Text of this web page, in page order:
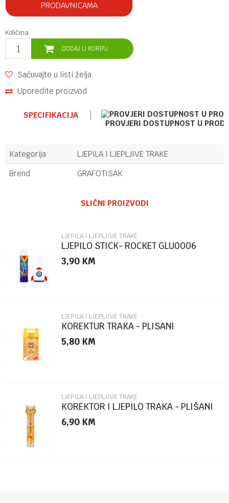
PRODAVNICAMA
Količina:
DODAJ U KORPU
Sačuvajte u listi želja
Uporedite proizvod
SPECIFIKACIJA
PROVJERI DOSTUPNOST U
Kategorija
LJEPILA I LJEPLJIVE TRAKE
Brend
GRAFOTISAK
Poruka
POŠALJI
SLIČNI PROIZVODI
LJEPILA I LJEPLJIVE TRAKE
LJEPILO STICK- ROCKET GLU0006
3,90 KM
LJEPILA I LJEPLJIVE TRAKE
KOREKTUR TRAKA - PLISANI
MEDVJEDICI CTCAT0004
5,80 KM
LJEPILA I LJEPLJIVE TRAKE
KOREKTOR I LJEPILO TRAKA - PLIŠANI
MEDVJEDIĆ CGT0002
6,90 KM